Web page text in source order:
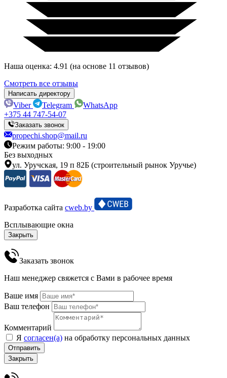
Наша оценка: 4.91 (на основе 11 отзывов)
Смотреть все отзывы
Написать директору
Viber Telegram
WhatsApp
+375 44 747-54-07
Заказать звонок
propechi.shop@mail.ru
Режим работы: 9:00 - 19:00
Без выходных
ул. Уручская, 19 п 82Б (строительный рынок Уручье)
Разработка сайта cweb.by
Всплывающие окна
Закрыть
Заказать звонок
Наш менеджер свяжется с Вами в рабочее время
Ваше имя
Ваш телефон
Комментарий
Я согласен(а) на обработку персональных данных
Отправить
Закрыть